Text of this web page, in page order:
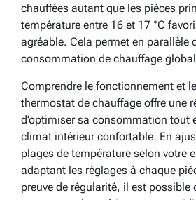
chauffées autant que les pièces
température entre 16 et 17 °C
agréable. Cela permet en parallèle
consommation de chauffage
Comprendre le fonctionnement et
thermostat de chauffage offre une
d’optimiser sa consommation tout
climat intérieur confortable. En
plages de température selon votre
adaptant les réglages à chaque
preuve de régularité, il est possible